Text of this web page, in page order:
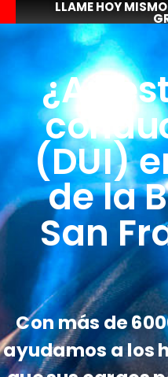
LLAME HOY
(DUI)
de la
San
Con más de
ayudamos a los